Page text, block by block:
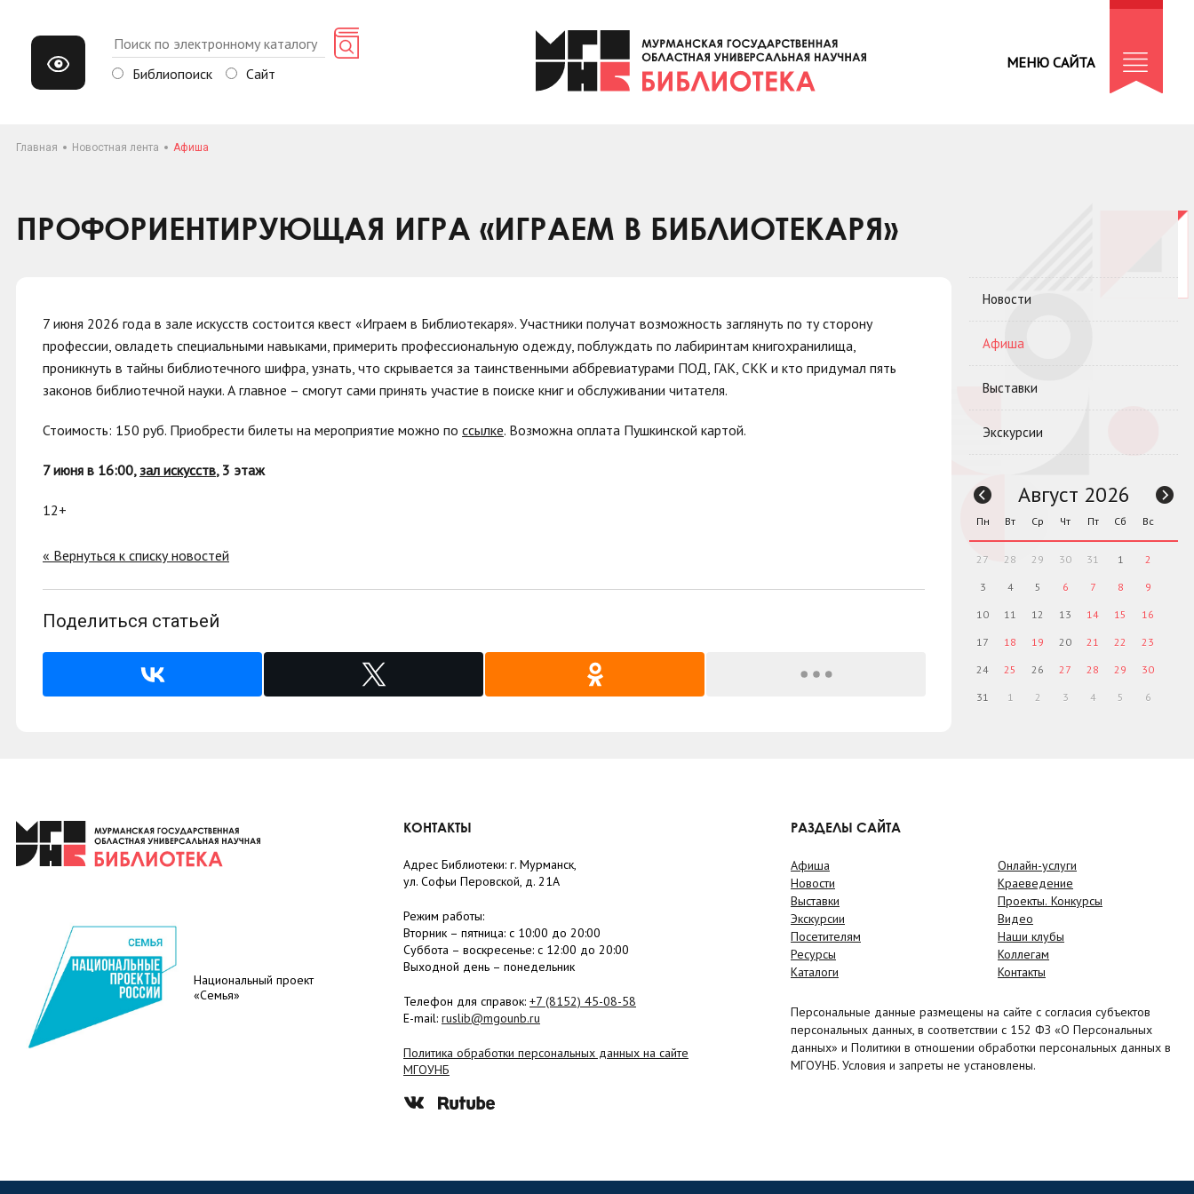
Библиопоиск Сайт
МЕНЮ САЙТА
Главная Новостная лента Афиша
ПРОФОРИЕНТИРУЮЩАЯ ИГРА «ИГРАЕМ В БИБЛИОТЕКАРЯ»
7 июня 2026 года в зале искусств состоится квест «Играем в Библиотекаря». Участники получат возможность заглянуть по ту сторону
профессии, овладеть специальными навыками, примерить профессиональную одежду, поблуждать по лабиринтам книгохранилища,
проникнуть в тайны библиотечного шифра, узнать, что скрывается за таинственными аббревиатурами ПОД, ГАК, СКК и кто придумал пять
законов библиотечной науки. А главное – смогут сами принять участие в поиске книг и обслуживании читателя.
Стоимость: 150 руб. Приобрести билеты на мероприятие можно по ссылке. Возможна оплата Пушкинской картой.
7 июня в 16:00, зал искусств, 3 этаж
12+
« Вернуться к списку новостей
Поделиться статьей
Новости
Афиша
Выставки
Экскурсии
Август 2026
Пн Вт Ср Чт Пт Сб Вс
27 28 29 30 31 1 2
3 4 5 6 7 8 9
10 11 12 13 14 15 16
17 18 19 20 21 22 23
24 25 26 27 28 29 30
31 1 2 3 4 5 6
Национальный проект
«Семья»
КОНТАКТЫ
Адрес Библиотеки: г. Мурманск,
ул. Софьи Перовской, д. 21А
Режим работы:
Вторник – пятница: с 10:00 до 20:00
Суббота – воскресенье: c 12:00 до 20:00
Выходной день – понедельник
Телефон для справок: +7 (8152) 45-08-58
E-mail: ruslib@mgounb.ru
Политика обработки персональных данных на сайте
МГОУНБ
РАЗДЕЛЫ САЙТА
Афиша
Новости
Выставки
Экскурсии
Посетителям
Ресурсы
Каталоги
Онлайн-услуги
Краеведение
Проекты. Конкурсы
Видео
Наши клубы
Коллегам
Контакты
Персональные данные размещены на сайте с согласия субъектов
персональных данных, в соответствии с 152 ФЗ «О Персональных
данных» и Политики в отношении обработки персональных данных в
МГОУНБ. Условия и запреты не установлены.